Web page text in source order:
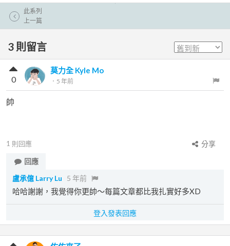
此系列
上一篇
3 則留言
莫力全 Kyle Mo
． 5 年前
0
帥
1 則回應
分享
回應
盧承億 Larry Lu
5 年前
哈哈謝謝，我覺得你更帥～每篇文章都比我扎實好多XD
登入發表回應